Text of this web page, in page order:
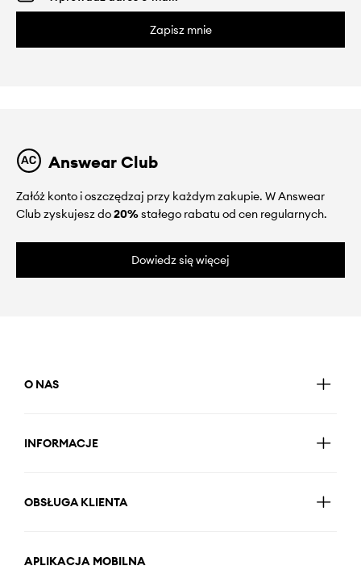
Zapisz mnie
Answear Club
Załóż konto i oszczędzaj przy każdym zakupie. W Answear
Club zyskujesz do20%stałego rabatu od cen regularnych.
Dowiedz się więcej
O NAS
INFORMACJE
OBSŁUGA KLIENTA
APLIKACJA MOBILNA